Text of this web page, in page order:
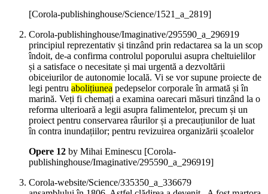
[Corola-publishinghouse/Science/1521_a_2819]
Corola-publishinghouse/Imaginative/295590_a_296919
principiul reprezentativ și tinzând prin redactarea sa la un scop
îndoit, de-a confirma controlul poporului asupra cheltuielilor
și a satisface o necesitate și mai urgentă a dezvoltării
obiceiurilor de autonomie locală. Vi se vor supune proiecte de
legi pentru abolițiunea pedepselor corporale în armată și în
marină. Veți fi chemați a examina oarecari măsuri tinzând la o
reforma ulterioară a legii asupra falimentelor, precum și un
proiect pentru conservarea râurilor și a precauțiunilor de luat
în contra inundațiilor; pentru revizuirea organizării școalelor
Opere 12 by Mihai Eminescu [Corola-
publishinghouse/Imaginative/295590_a_296919]
Corola-website/Science/335350_a_336679